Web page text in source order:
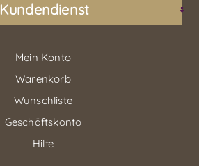
Kundendienst
Mein Konto
Warenkorb
Wunschliste
Geschäftskonto
Hilfe